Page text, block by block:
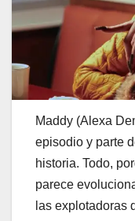
Maddy (Alexa
episodio y parte
historia. Todo,
parece
las explotadoras